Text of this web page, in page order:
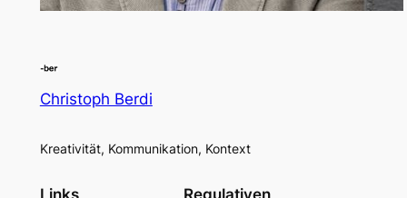
Christoph Berdi
Kreativität, Kommunikation, Kontext
Links Regulativen